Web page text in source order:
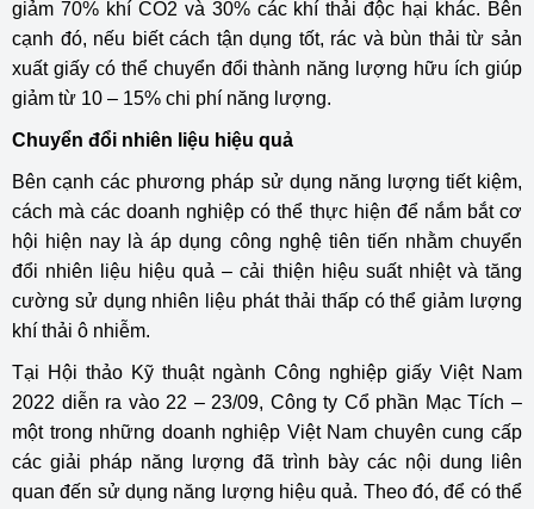
giảm 70% khí CO2 và 30% các khí thải độc hại khác. Bên
cạnh đó, nếu biết cách tận dụng tốt, rác và bùn thải từ sản
xuất giấy có thể chuyển đổi thành năng lượng hữu ích giúp
giảm từ 10 – 15% chi phí năng lượng.
Chuyển đổi nhiên liệu hiệu quả
Bên cạnh các phương pháp sử dụng năng lượng tiết kiệm,
cách mà các doanh nghiệp có thể thực hiện để nắm bắt cơ
hội hiện nay là áp dụng công nghệ tiên tiến nhằm chuyển
đổi nhiên liệu hiệu quả – cải thiện hiệu suất nhiệt và tăng
cường sử dụng nhiên liệu phát thải thấp có thể giảm lượng
khí thải ô nhiễm.
Tại Hội thảo Kỹ thuật ngành Công nghiệp giấy Việt Nam
2022 diễn ra vào 22 – 23/09, Công ty Cổ phần Mạc Tích –
một trong những doanh nghiệp Việt Nam chuyên cung cấp
các giải pháp năng lượng đã trình bày các nội dung liên
quan đến sử dụng năng lượng hiệu quả. Theo đó, để có thể